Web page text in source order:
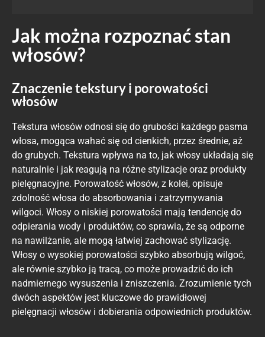
Jak można rozpoznać stan
włosów?
Znaczenie tekstury i porowatości
włosów
Tekstura włosów odnosi się do grubości każdego pasma
włosa, mogąca wahać się od cienkich, przez średnie, aż
do grubych. Tekstura wpływa na to, jak włosy układają się
naturalnie i jak reagują na różne stylizacje oraz produkty
pielęgnacyjne. Porowatość włosów, z kolei, opisuje
zdolność włosa do absorbowania i zatrzymywania
wilgoci. Włosy o niskiej porowatości mają tendencję do
odpierania wody i produktów, co sprawia, że są odporne
na nawilżanie, ale mogą łatwiej zachować stylizację.
Włosy o wysokiej porowatości szybko absorbują wilgoć,
ale równie szybko ją tracą, co może prowadzić do ich
nadmiernego wysuszenia i zniszczenia. Zrozumienie tych
dwóch aspektów jest kluczowe do prawidłowej
pielęgnacji włosów i dobierania odpowiednich produktów.